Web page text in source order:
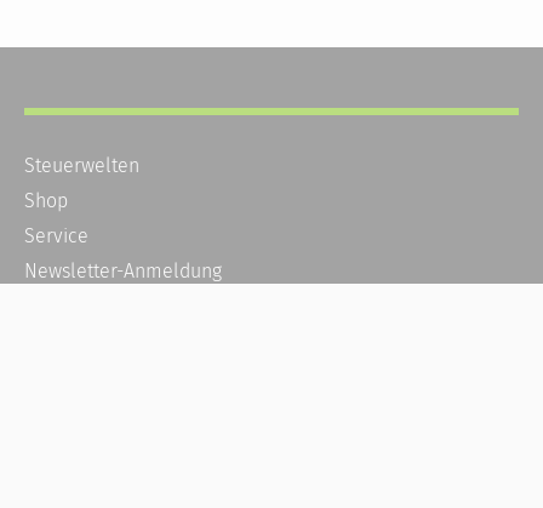
Steuerwelten
Shop
Service
Newsletter-Anmeldung